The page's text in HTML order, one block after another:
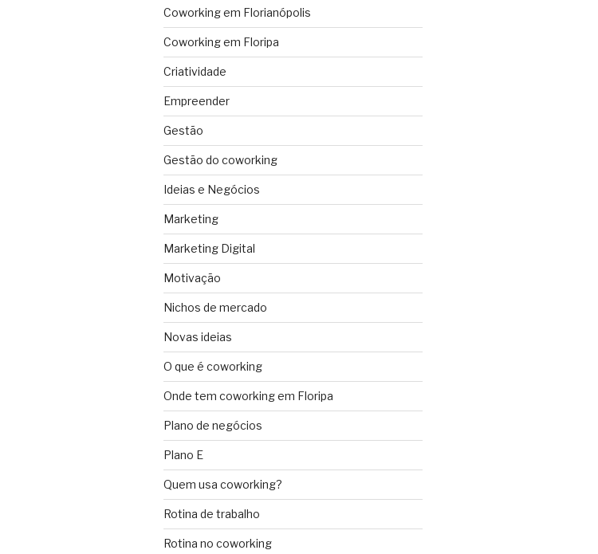
Coworking em Florianópolis
Coworking em Floripa
Criatividade
Empreender
Gestão
Gestão do coworking
Ideias e Negócios
Marketing
Marketing Digital
Motivação
Nichos de mercado
Novas ideias
O que é coworking
Onde tem coworking em Floripa
Plano de negócios
Plano E
Quem usa coworking?
Rotina de trabalho
Rotina no coworking